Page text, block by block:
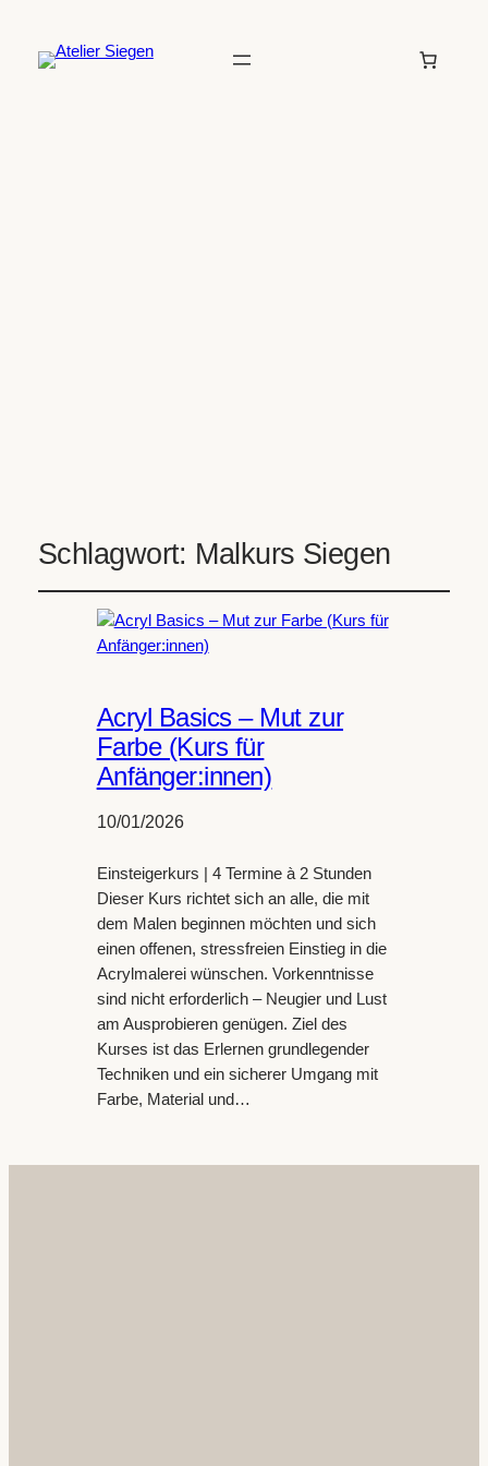
Schlagwort: Malkurs Siegen
Acryl Basics – Mut zur
Farbe (Kurs für
Anfänger:innen)
10/01/2026
Einsteigerkurs | 4 Termine à 2 Stunden
Dieser Kurs richtet sich an alle, die mit
dem Malen beginnen möchten und sich
einen offenen, stressfreien Einstieg in die
Acrylmalerei wünschen. Vorkenntnisse
sind nicht erforderlich – Neugier und Lust
am Ausprobieren genügen. Ziel des
Kurses ist das Erlernen grundlegender
Techniken und ein sicherer Umgang mit
Farbe, Material und…